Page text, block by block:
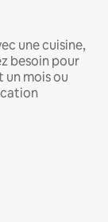
une cuisine,
besoin pour
mois ou